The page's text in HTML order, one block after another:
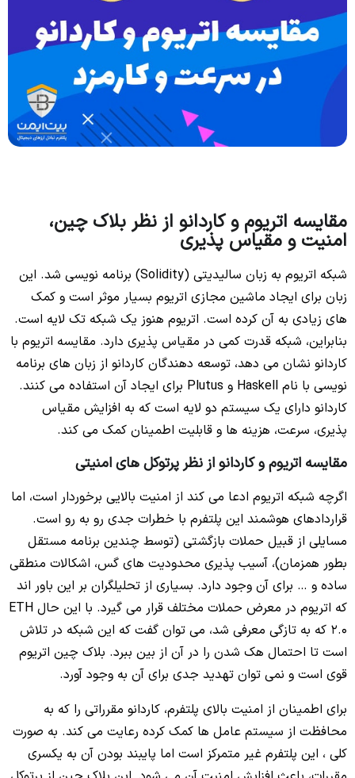
مقایسه اتریوم و کاردانو از نظر بلاک چین،
امنیت و مقیاس پذیری
شبکه اتریوم به زبان سالیدیتی (Solidity) برنامه نویسی شد. این
زبان برای ایجاد ماشین مجازی اتریوم بسیار موثر است و کمک
های زیادی به آن کرده است. اتریوم هنوز یک شبکه تک لایه است.
بنابراین، شبکه قدرت کمی در مقیاس پذیری دارد. مقایسه اتریوم با
کاردانو نشان می دهد، توسعه دهندگان کاردانو از زبان های برنامه
نویسی با نام Haskell و Plutus برای ایجاد آن استفاده می کنند.
کاردانو دارای یک سیستم دو لایه است که به افزایش مقیاس
پذیری، سرعت، هزینه ها و قابلیت اطمینان کمک می کند.
مقایسه اتریوم و کاردانو از نظر پرتوکل های امنیتی
اگرچه شبکه اتریوم ادعا می کند از امنیت بالایی برخوردار است، اما
قراردادهای هوشمند این پلتفرم با خطرات جدی رو به رو است.
مسایلی از قبیل حملات بازگشتی (توسط چندین برنامه مستقل
بطور همزمان)، آسیب پذیری محدودیت های گس، اشکالات منطقی
ساده و … برای آن وجود دارد. بسیاری از تحلیلگران بر این باور اند
که اتریوم در معرض حملات مختلف قرار می گیرد. با این حال ETH
2.0 که به تازگی معرفی شد، می توان گفت که این شبکه در تلاش
است تا احتمال هک شدن را در آن از بین ببرد. بلاک چین اتریوم
قوی است و نمی توان تهدید جدی برای آن به وجود آورد.
برای اطمینان از امنیت بالای پلتفرم، کاردانو مقرراتی را که به
محافظت از سیستم عامل ها کمک کرده رعایت می کند. به صورت
کلی ، این پلتفرم غیر متمرکز است اما پایبند بودن آن به یکسری